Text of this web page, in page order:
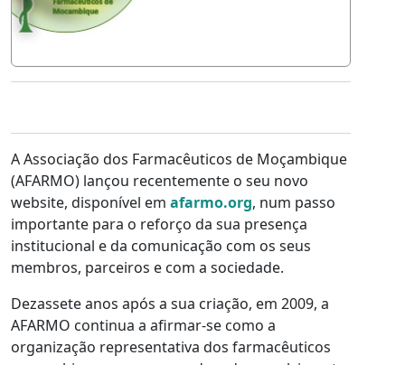
A Associação dos Farmacêuticos de Moçambique
(AFARMO) lançou recentemente o seu novo
website, disponível em afarmo.org, num passo
importante para o reforço da sua presença
institucional e da comunicação com os seus
membros, parceiros e com a sociedade.
Dezassete anos após a sua criação, em 2009, a
AFARMO continua a afirmar-se como a
organização representativa dos farmacêuticos